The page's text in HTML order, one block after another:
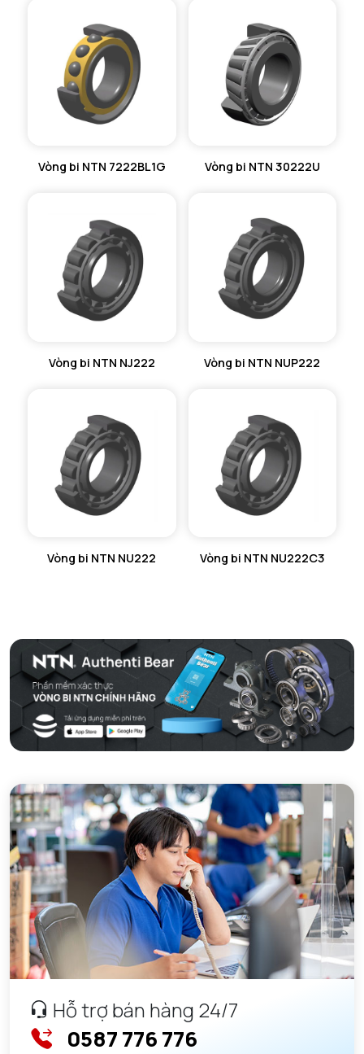
Vòng bi NTN 7222BL1G Vòng bi NTN 30222U
Vòng bi NTN NJ222 Vòng bi NTN NUP222
Vòng bi NTN NU222 Vòng bi NTN NU222C3
Hỗ trợ bán hàng 24/7
0587 776 776